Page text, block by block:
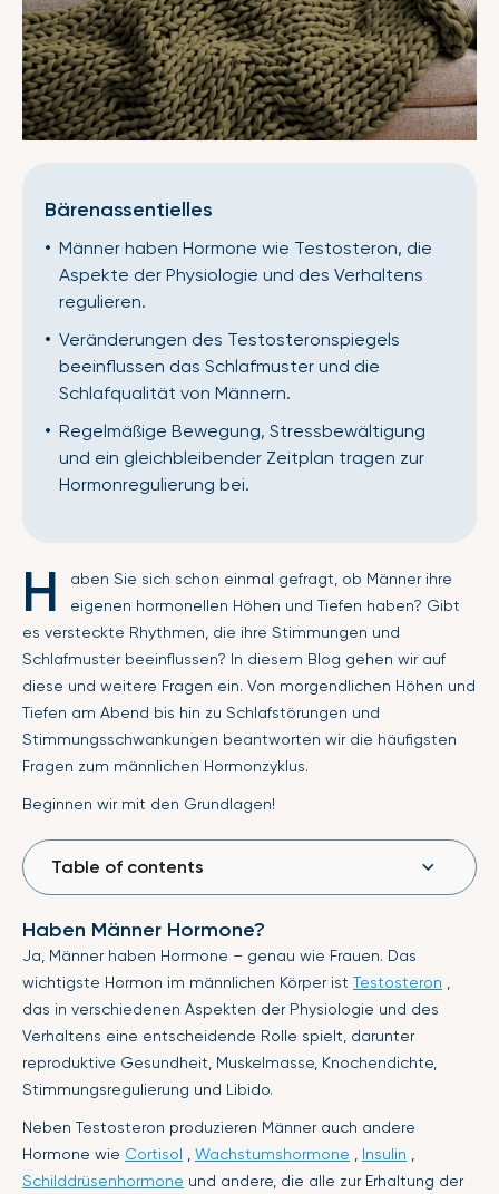
Bärenassentielles
Männer haben Hormone wie Testosteron, die
Aspekte der Physiologie und des Verhaltens
regulieren.
Veränderungen des Testosteronspiegels
beeinflussen das Schlafmuster und die
Schlafqualität von Männern.
Regelmäßige Bewegung, Stressbewältigung
und ein gleichbleibender Zeitplan tragen zur
Hormonregulierung bei.
H
aben Sie sich schon einmal gefragt, ob Männer ihre
eigenen hormonellen Höhen und Tiefen haben? Gibt
es versteckte Rhythmen, die ihre Stimmungen und
Schlafmuster beeinflussen? In diesem Blog gehen wir auf
diese und weitere Fragen ein. Von morgendlichen Höhen und
Tiefen am Abend bis hin zu Schlafstörungen und
Stimmungsschwankungen beantworten wir die häufigsten
Fragen zum männlichen Hormonzyklus.
Beginnen wir mit den Grundlagen!
Table of contents
Haben Männer Hormone?
Ja, Männer haben Hormone – genau wie Frauen. Das
wichtigste Hormon im männlichen Körper ist Testosteron
das in verschiedenen Aspekten der Physiologie und des
Verhaltens eine entscheidende Rolle spielt, darunter
reproduktive Gesundheit, Muskelmasse, Knochendichte,
Stimmungsregulierung und Libido.
Neben Testosteron produzieren Männer auch andere
Hormone wie Cortisol Wachstumshormone Insulin
Schilddrüsenhormone und andere, die alle zur Erhaltung der